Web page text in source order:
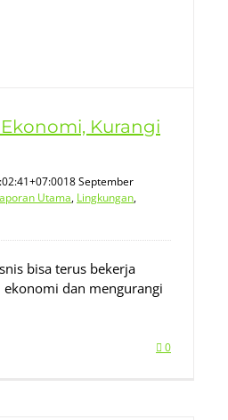
Kurangi
18 September
Utama, Lingkungan,
bisa terus bekerja
dan mengurangi
0